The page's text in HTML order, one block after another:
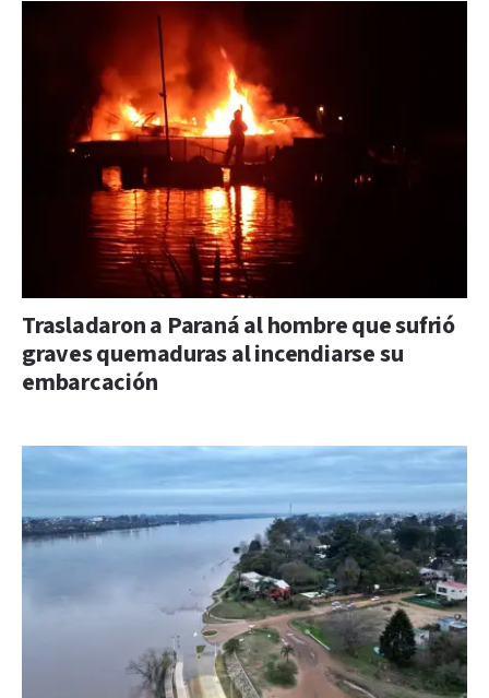
Trasladaron a Paraná al hombre que sufrió
graves quemaduras al incendiarse su
embarcación